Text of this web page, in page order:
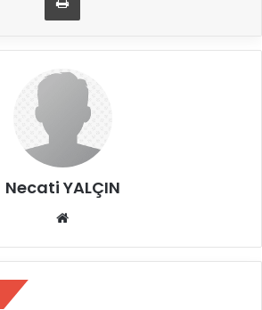
Necati YALÇIN